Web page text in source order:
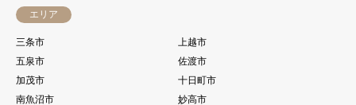
エリア
三条市
上越市
五泉市
佐渡市
加茂市
十日町市
南魚沼市
妙高市